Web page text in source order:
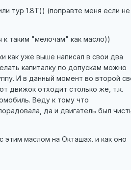
тур 1.8Т)) (поправте меня если не
таким "мелочам" как масло))
как уже выше написал в свои два
капиталку по допускам можно
И в данный момент во второй
движок отходит столько же, т.к.
Веду к тому что
да и двигатель был
этим маслом на Окташах. и как оно